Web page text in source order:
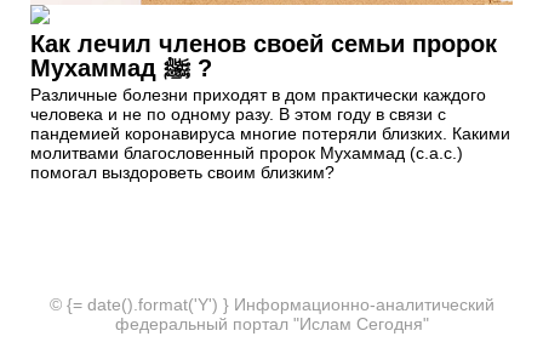
Как лечил членов своей семьи пророк
Мухаммад ﷺ ?
Различные болезни приходят в дом практически каждого
человека и не по одному разу. В этом году в связи с
пандемией коронавируса многие потеряли близких. Какими
молитвами благословенный пророк Мухаммад (с.а.с.)
помогал выздороветь своим близким?
© {= date().format('Y') } Информационно-аналитический
федеральный портал "Ислам Сегодня"